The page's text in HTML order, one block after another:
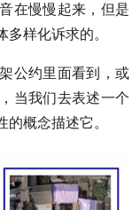
在慢慢起来，但是
样化诉求的。
公约里面看到，或
当我们去表述一个
概念描述它。